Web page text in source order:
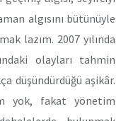
algısını bütünüyle
lazım. 2007 yılında
olayları tahmin
düşündürdüğü aşikâr.
yok, fakat yönetim